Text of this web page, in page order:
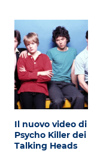
Il nuovo video di
Psycho Killer dei
Talking Heads